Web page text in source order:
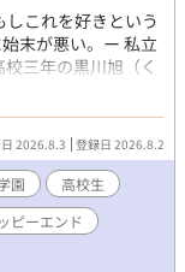
しこれを好きという
末が悪い。ー 私立
三年の黒川旭（く
出し、放課後はカ
が充実していれば
間に身を預けてお
る日、同じ高校の
いると知る。だが
な折、白紙提出の
出した紬生と鉢合
の共通点が二人を
2026.8.3 登録日 2026.8.2
園
高校生
ピーエンド